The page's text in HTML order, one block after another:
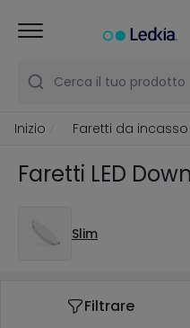
Cerca il tuo prodotto
Inizio Faretti da incasso
Faretti LED
Slim
Filtrare